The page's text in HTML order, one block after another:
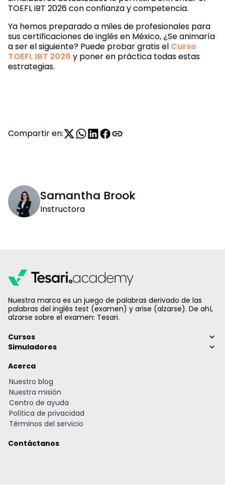
TOEFL iBT 2026 con confianza y competencia.
Ya hemos preparado a miles de profesionales para
sus certificaciones de inglés en México, ¿Se animaría
a ser el siguiente? Puede probar gratis el Curso
TOEFL IBT 2026 y poner en práctica todas estas
estrategias.
Compartir en:
Samantha Brook
Instructora
Nuestra marca es un juego de palabras derivado de las
palabras del inglés test (examen) y arise (alzarse). De ahí,
alzarse sobre el examen: Tesari.
Cursos
Simuladores
Acerca
Nuestro blog
Nuestra misión
Centro de ayuda
Política de privacidad
Términos del servicio
Contáctanos